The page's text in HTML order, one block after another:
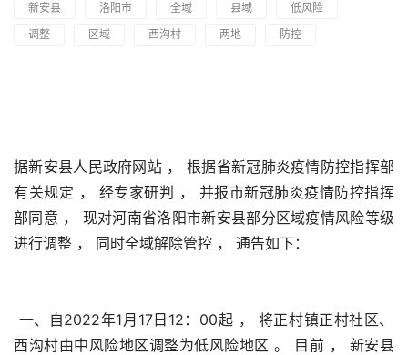
新安县
洛阳市 全域 县域
低风险
调整
区域 西沟村 两地 防控
据新安县人民政府网站 ， 根据省新冠肺炎疫情防控指挥部
有关规定 ， 经专家研判 ， 并报市新冠肺炎疫情防控指挥
部同意 ， 现对河南省洛阳市新安县部分区域疫情风险等级
进行调整 ， 同时全域解除管控 ， 通告如下：
西沟村由中风险地区调整为低风险地区 。 目前 ， 新安县